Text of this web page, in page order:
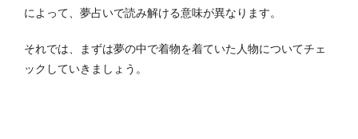
によって、夢占いで読み解ける意味が異なります。
それでは、まずは夢の中で着物を着ていた人物についてチェ
ックしていきましょう。